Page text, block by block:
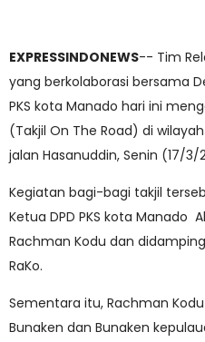
EXPRESSINDONEWS-- Tim
yang berkolaborasi bersama
PKS kota Manado hari ini
(Takjil On The Road) di
jalan Hasanuddin, Senin (17/3/
Kegiatan bagi-bagi takjil
Ketua DPD PKS kota Manado
Rachman Kodu dan
RaKo.
Sementara itu, Rachman
Bunaken dan Bunaken